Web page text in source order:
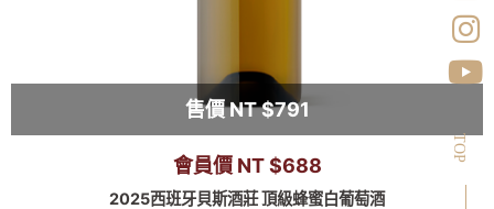
售價 NT $791
會員價 NT $688
2025西班牙貝斯酒莊 頂級蜂蜜白葡萄酒
TOP